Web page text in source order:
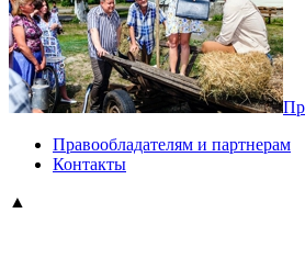
Правообладателям и партнерам
Контакты
▲